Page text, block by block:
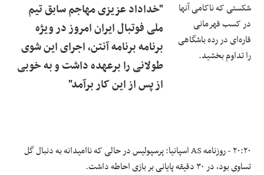
"خداداد عزیزی مهاجم سابق تیم
ملی فوتبال ایران امروز در ویژه
برنامه برنامه آنتن، اجرای این شوی
طولانی را برعهده داشت و به خوبی
از پس از این کار برآمد"
شکستی که ناکامی آنها
در کسب قهرمانی
قاره‌ای در رده باشگاهی
را تداوم بخشید.
۲۰:۲۰ - روزنامه AS اسپانیا: پرسپولیس در حالی که ناامیدانه به دنبال گل
تساوی بود، در ۳۰ دقیقه پایانی بر بازی احاطه داشت.